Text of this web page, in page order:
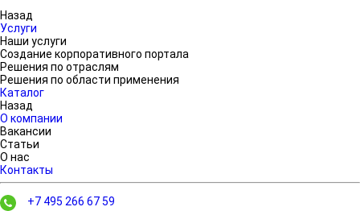
Назад
Услуги
Наши услуги
Создание корпоративного портала
Решения по отраслям
Решения по области применения
Каталог
Назад
О компании
Вакансии
Статьи
О нас
Контакты
+7 495 266 67 59